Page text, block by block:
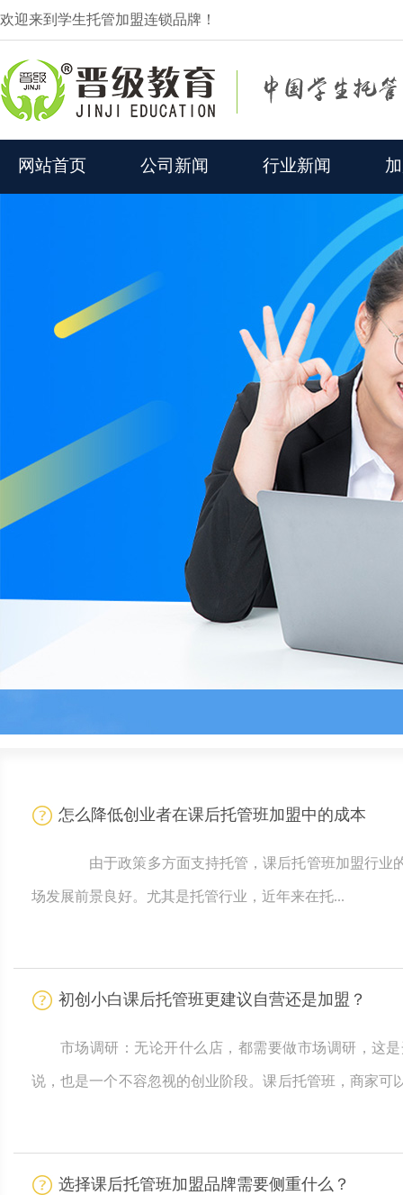
欢迎来到学生托管加盟连锁品牌！
网站首页 公司新闻 行业新闻
怎么降低创业者在课后托管班加盟中的成本
由于政策多方面支持托管，课后托管班加盟行业
场发展前景良好。尤其是托管行业，近年来在托...
初创小白课后托管班更建议自营还是加盟？
市场调研：无论开什么店，都需要做市场调研，这
说，也是一个不容忽视的创业阶段。课后托管班，商家
选择课后托管班加盟品牌需要侧重什么？